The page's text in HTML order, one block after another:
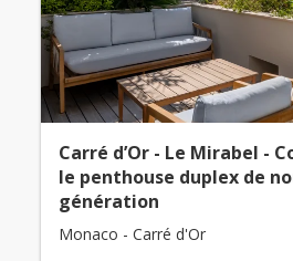
Carré d’Or - Le Mirabel -
le penthouse duplex de
génération
Monaco - Carré d'Or